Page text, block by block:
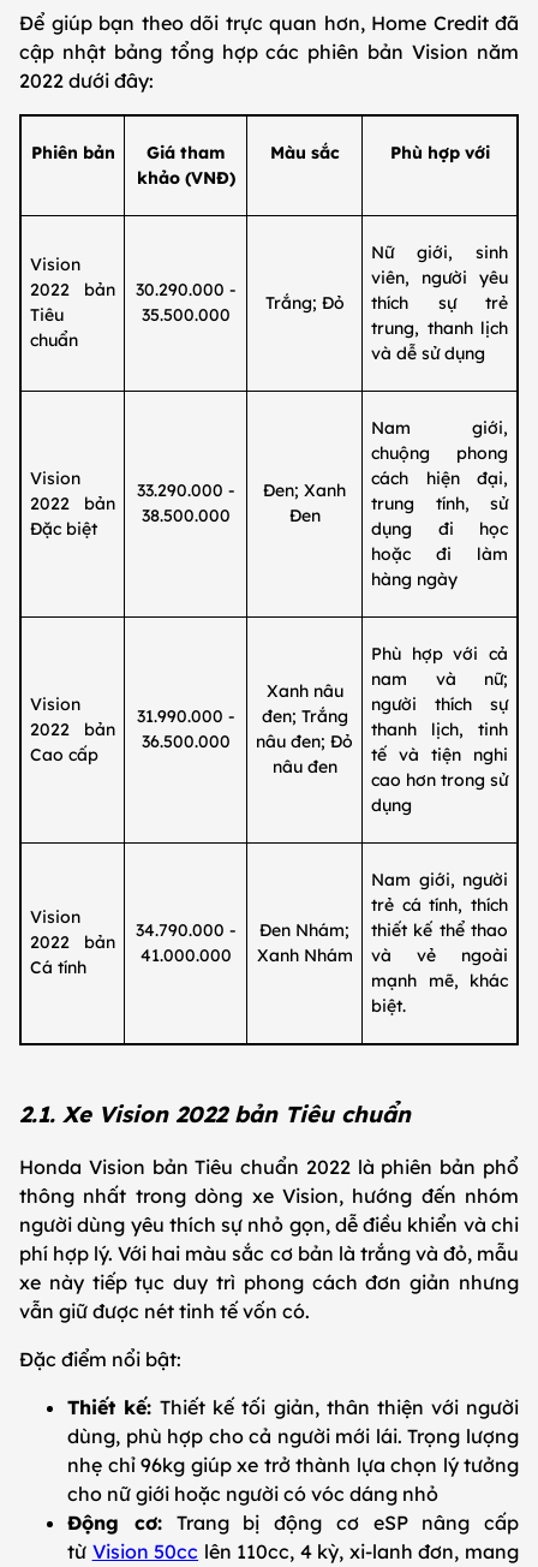
Để giúp bạn theo dõi trực quan hơn, Home Credit đã
cập nhật bảng tổng hợp các phiên bản Vision năm
2022 dưới đây:
Phiên bản
Giá tham
khảo (VNĐ)
Màu sắc Phù hợp với
Vision
2022 bản
Tiêu
chuẩn
30.290.000 -
35.500.000
Trắng; Đỏ
Nữ giới, sinh
viên, người yêu
thích sự trẻ
trung, thanh lịch
và dễ sử dụng
Vision
2022 bản
Đặc biệt
33.290.000 -
38.500.000
Đen; Xanh
Đen
Nam giới,
chuộng phong
cách hiện đại,
trung tính, sử
dụng đi học
hoặc đi làm
hàng ngày
Vision
2022 bản
Cao cấp
31.990.000 -
36.500.000
Xanh nâu
đen; Trắng
nâu đen; Đỏ
nâu đen
Phù hợp với cả
nam và nữ;
người thích sự
thanh lịch, tinh
tế và tiện nghi
cao hơn trong sử
dụng
Vision
2022 bản
Cá tính
34.790.000 -
41.000.000
Đen Nhám;
Xanh Nhám
Nam giới, người
trẻ cá tính, thích
thiết kế thể thao
và vẻ ngoài
mạnh mẽ, khác
biệt.
2.1. Xe Vision 2022 bản Tiêu chuẩn
Honda Vision bản Tiêu chuẩn 2022 là phiên bản phổ
thông nhất trong dòng xe Vision, hướng đến nhóm
người dùng yêu thích sự nhỏ gọn, dễ điều khiển và chi
phí hợp lý. Với hai màu sắc cơ bản là trắng và đỏ, mẫu
xe này tiếp tục duy trì phong cách đơn giản nhưng
vẫn giữ được nét tinh tế vốn có.
Đặc điểm nổi bật:
Thiết kế:Thiết kế tối giản, thân thiện với người
dùng, phù hợp cho cả người mới lái. Trọng lượng
nhẹ chỉ 96kg giúp xe trở thành lựa chọn lý tưởng
cho nữ giới hoặc người có vóc dáng nhỏ
Động cơ:Trang bị động cơ eSP nâng cấp
từ Vision 50cc lên 110cc, 4 kỳ, xi-lanh đơn, mang